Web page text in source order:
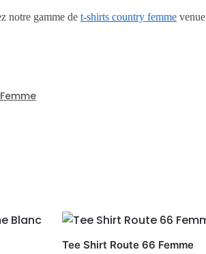
notre gamme det-shirts country femme venue
Tee Shirt Route 66 Femme